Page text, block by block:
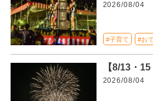
2026/08/04
#子育て #お
【8/13・
2026/08/04